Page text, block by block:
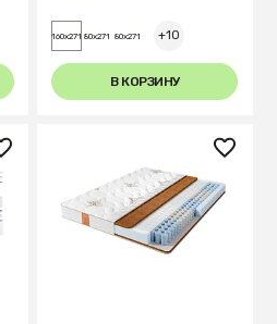
160x271 80x271 80x271 +10
В КОРЗИНУ